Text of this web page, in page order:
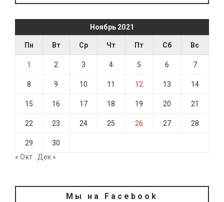
Ноябрь 2021
Пн Вт Ср Чт Пт Сб Вс
1 2 3 4 5 6 7
8 9 10 11 12 13 14
15 16 17 18 19 20 21
22 23 24 25 26 27 28
29
30
« Окт
Дек »
Мы на Facebook